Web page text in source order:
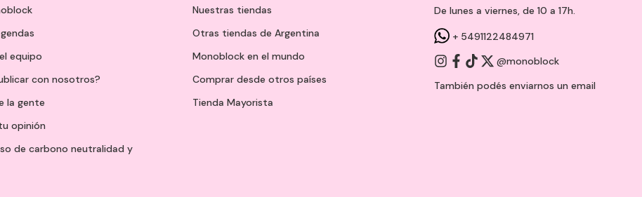
equipo
con nosotros?
la gente
opinión
de carbono neutralidad y
Nuestras tiendas
Otras tiendas de Argentina
Monoblock en el mundo
Comprar desde otros países
Tienda Mayorista
De lunes a viernes, de 10 a 17h.
+ 5491122484971
@monoblock
También podés enviarnos un email